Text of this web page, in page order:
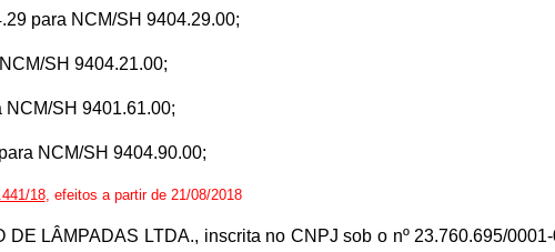
para NCM/SH 9404.29.00;
SH 9404.21.00;
SH 9401.61.00;
NCM/SH 9404.90.00;
18, efeitos a partir de 21/08/2018
LÂMPADAS LTDA., inscrita no CNPJ sob o nº 23.760.695/